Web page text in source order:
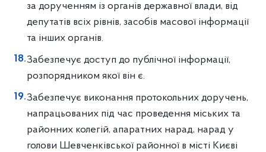
за дорученням із органів державної влади, від
депутатів всіх рівнів, засобів масової інформації
та інших органів.
Забезпечує доступ до публічної інформації,
розпорядником якої він є.
Забезпечує виконання протокольних доручень,
напрацьованих під час проведення міських та
районних колегій, апаратних нарад, нарад у
голови Шевченківської районної в місті Києві